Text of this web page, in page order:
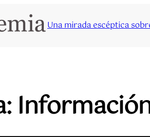
Una mirada escéptica